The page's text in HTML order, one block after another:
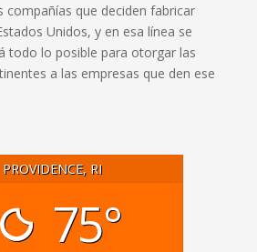
compañías que deciden fabricar
Unidos, y en esa línea se
todo lo posible para otorgar las
a las empresas que den ese
PROVIDENCE, RI
75°